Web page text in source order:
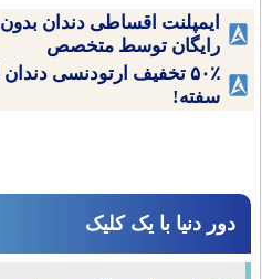
ایمپلنت اقساطی دندان
رایگان توسط متخصص
۵۰٪ تخفیف ارتودنسی
سفته!
دور دنیا با یک کلیک